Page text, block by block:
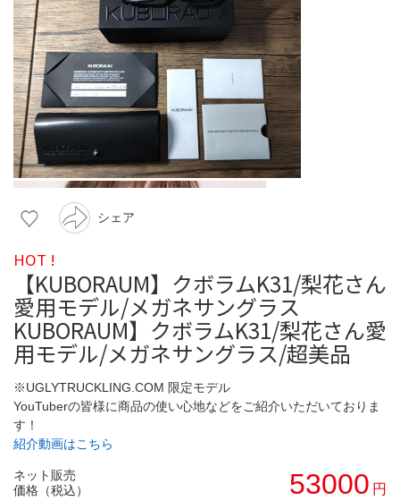
シェア
HOT !
【KUBORAUM】クボラムK31/梨花さん
愛用モデル/メガネサングラス
KUBORAUM】クボラムK31/梨花さん愛
用モデル/メガネサングラス/超美品
※UGLYTRUCKLING.COM 限定モデル
YouTuberの皆様に商品の使い心地などをご紹介いただいておりま
す！
紹介動画はこちら
ネット販売
価格（税込）
53000 円